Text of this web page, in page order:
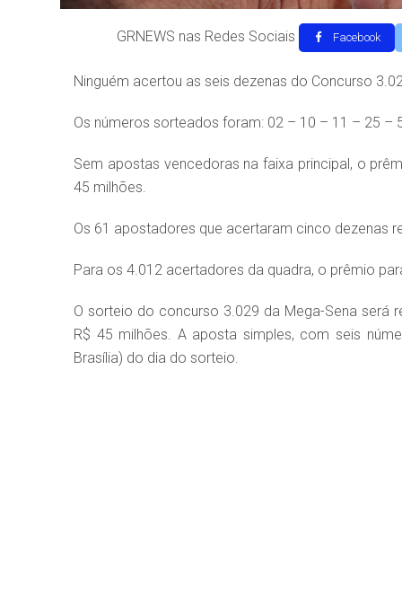
GRNEWS nas Redes Sociais Facebook
Ninguém acertou as seis dezenas do Concurso
Os números sorteados foram: 02 – 10 – 11 – 25 –
Sem apostas vencedoras na faixa principal, o
45 milhões.
Os 61 apostadores que acertaram cinco dezenas
Para os 4.012 acertadores da quadra, o prêmio
O sorteio do concurso 3.029 da Mega-Sena será
R$ 45 milhões. A aposta simples, com seis
Brasília) do dia do sorteio.